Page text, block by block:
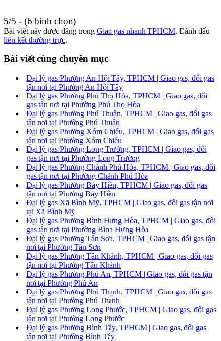
5/5 - (6 bình chọn)
Bài viết này được đăng trong Giao gas nhanh TPHCM. Đánh dấu
liên kết thường trực.
Bài viết cùng chuyên mục
Đại lý gas Phường An Hội Tây, TPHCM | Giao gas, đổi gas
tận nơi tại Phường An Hội Tây
Đại lý gas Phường Phú Thọ Hòa, TPHCM | Giao gas, đổi
gas tận nơi tại Phường Phú Thọ Hòa
Đại lý gas Phường Phú Thuận, TPHCM | Giao gas, đổi gas
tận nơi tại Phường Phú Thuận
Đại lý gas Phường Xóm Chiếu, TPHCM | Giao gas, đổi gas
tận nơi tại Phường Xóm Chiếu
Đại lý gas Phường Long Trường, TPHCM | Giao gas, đổi
gas tận nơi tại Phường Long Trường
Đại lý gas Phường Chánh Phú Hòa, TPHCM | Giao gas, đổi
gas tận nơi tại Phường Chánh Phú Hòa
Đại lý gas Phường Bảy Hiền, TPHCM | Giao gas, đổi gas
tận nơi tại Phường Bảy Hiền
Đại lý gas Xã Bình Mỹ, TPHCM | Giao gas, đổi gas tận nơi
tại Xã Bình Mỹ
Đại lý gas Phường Bình Hưng Hòa, TPHCM | Giao gas, đổi
gas tận nơi tại Phường Bình Hưng Hòa
Đại lý gas Phường Tân Sơn, TPHCM | Giao gas, đổi gas tận
nơi tại Phường Tân Sơn
Đại lý gas Phường Tân Khánh, TPHCM | Giao gas, đổi gas
tận nơi tại Phường Tân Khánh
Đại lý gas Phường Phú An, TPHCM | Giao gas, đổi gas tận
nơi tại Phường Phú An
Đại lý gas Phường Phú Thạnh, TPHCM | Giao gas, đổi gas
tận nơi tại Phường Phú Thạnh
Đại lý gas Phường Long Phước, TPHCM | Giao gas, đổi gas
tận nơi tại Phường Long Phước
Đại lý gas Phường Bình Tây, TPHCM | Giao gas, đổi gas
tận nơi tại Phường Bình Tây